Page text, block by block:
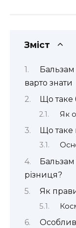
Зміст
Бальзам
варто знати
Що таке
Як
Що таке
різниця?
Як